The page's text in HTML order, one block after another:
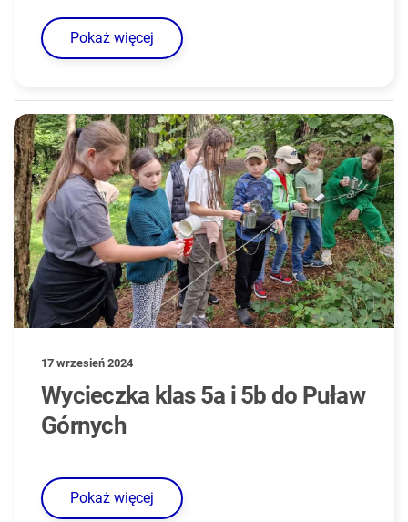
Pokaż więcej
17 wrzesień 2024
Wycieczka klas 5a i 5b do Puław
Górnych
Pokaż więcej